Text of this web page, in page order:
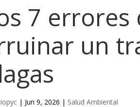
7
un
| Jun 9, 2026 | Salud Ambiental